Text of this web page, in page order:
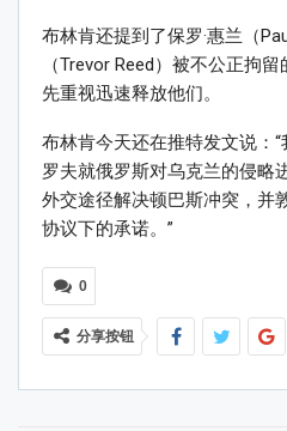
布林肯还提到了保罗·惠兰（
（Trevor Reed）被不公正拘
先重视迅速释放他们。
布林肯今天还在推特发文说：
罗夫就俄罗斯对乌克兰的侵略
外交途径解决顿巴斯冲突，并
协议下的承诺。”
0
分享按钮